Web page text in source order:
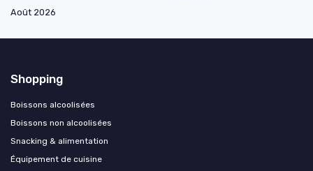
Août 2026
Shopping
Boissons alcoolisées
Boissons non alcoolisées
Snacking & alimentation
Équipement de cuisine